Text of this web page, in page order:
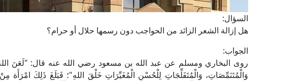
السؤال:
هل إزالة الشعر الزائد من الحواجب دون رسمها حلال أو حرام؟
الجواب:
روى البخاري ومسلم عن عبد الله بن مسعود رضي الله عنه قال: "لَعَنَ
وَالْمُتَنَمِّصَاتِ، وَالْمُتَفَلِّجَاتِ لِلْحُسْنِ الْمُغَيِّرَاتِ خَلْقَ اللهِ"؛ فَبَلَغَ ذَلِكَ امْرَأَة